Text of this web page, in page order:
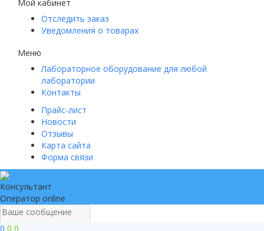
Мой кабинет
Отследить заказ
Уведомления о товарах
Меню
Лабораторное оборудование для любой
лаборатории
Контакты
Прайс-лист
Новости
Отзывы
Карта сайта
Форма связи
Консультант
Оператор online
0 0 0